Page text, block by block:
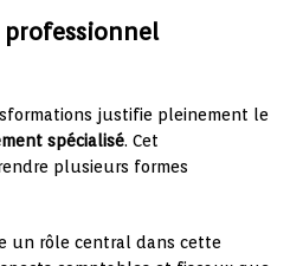
justifie pleinement le
spécialisé. Cet
plusieurs formes
un rôle central dans cette